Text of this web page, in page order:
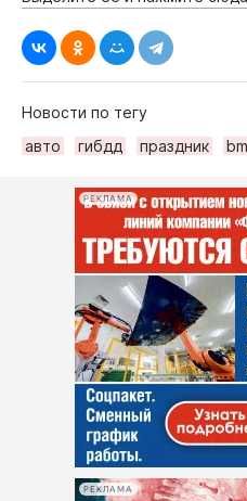
Новости по тегу
авто
гибдд праздник
РЕКЛАМА
РЕКЛАМА